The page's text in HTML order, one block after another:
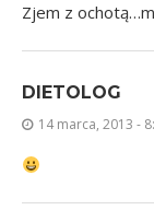
Zjem z
DIETOLOG
14 marca, 2013 -